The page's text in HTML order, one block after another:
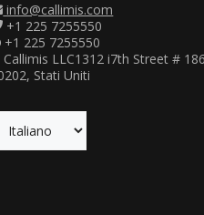
info@callimis.com
+1 225 7255550
+1 225 7255550
Callimis LLC1312 i7th Street #
Stati Uniti